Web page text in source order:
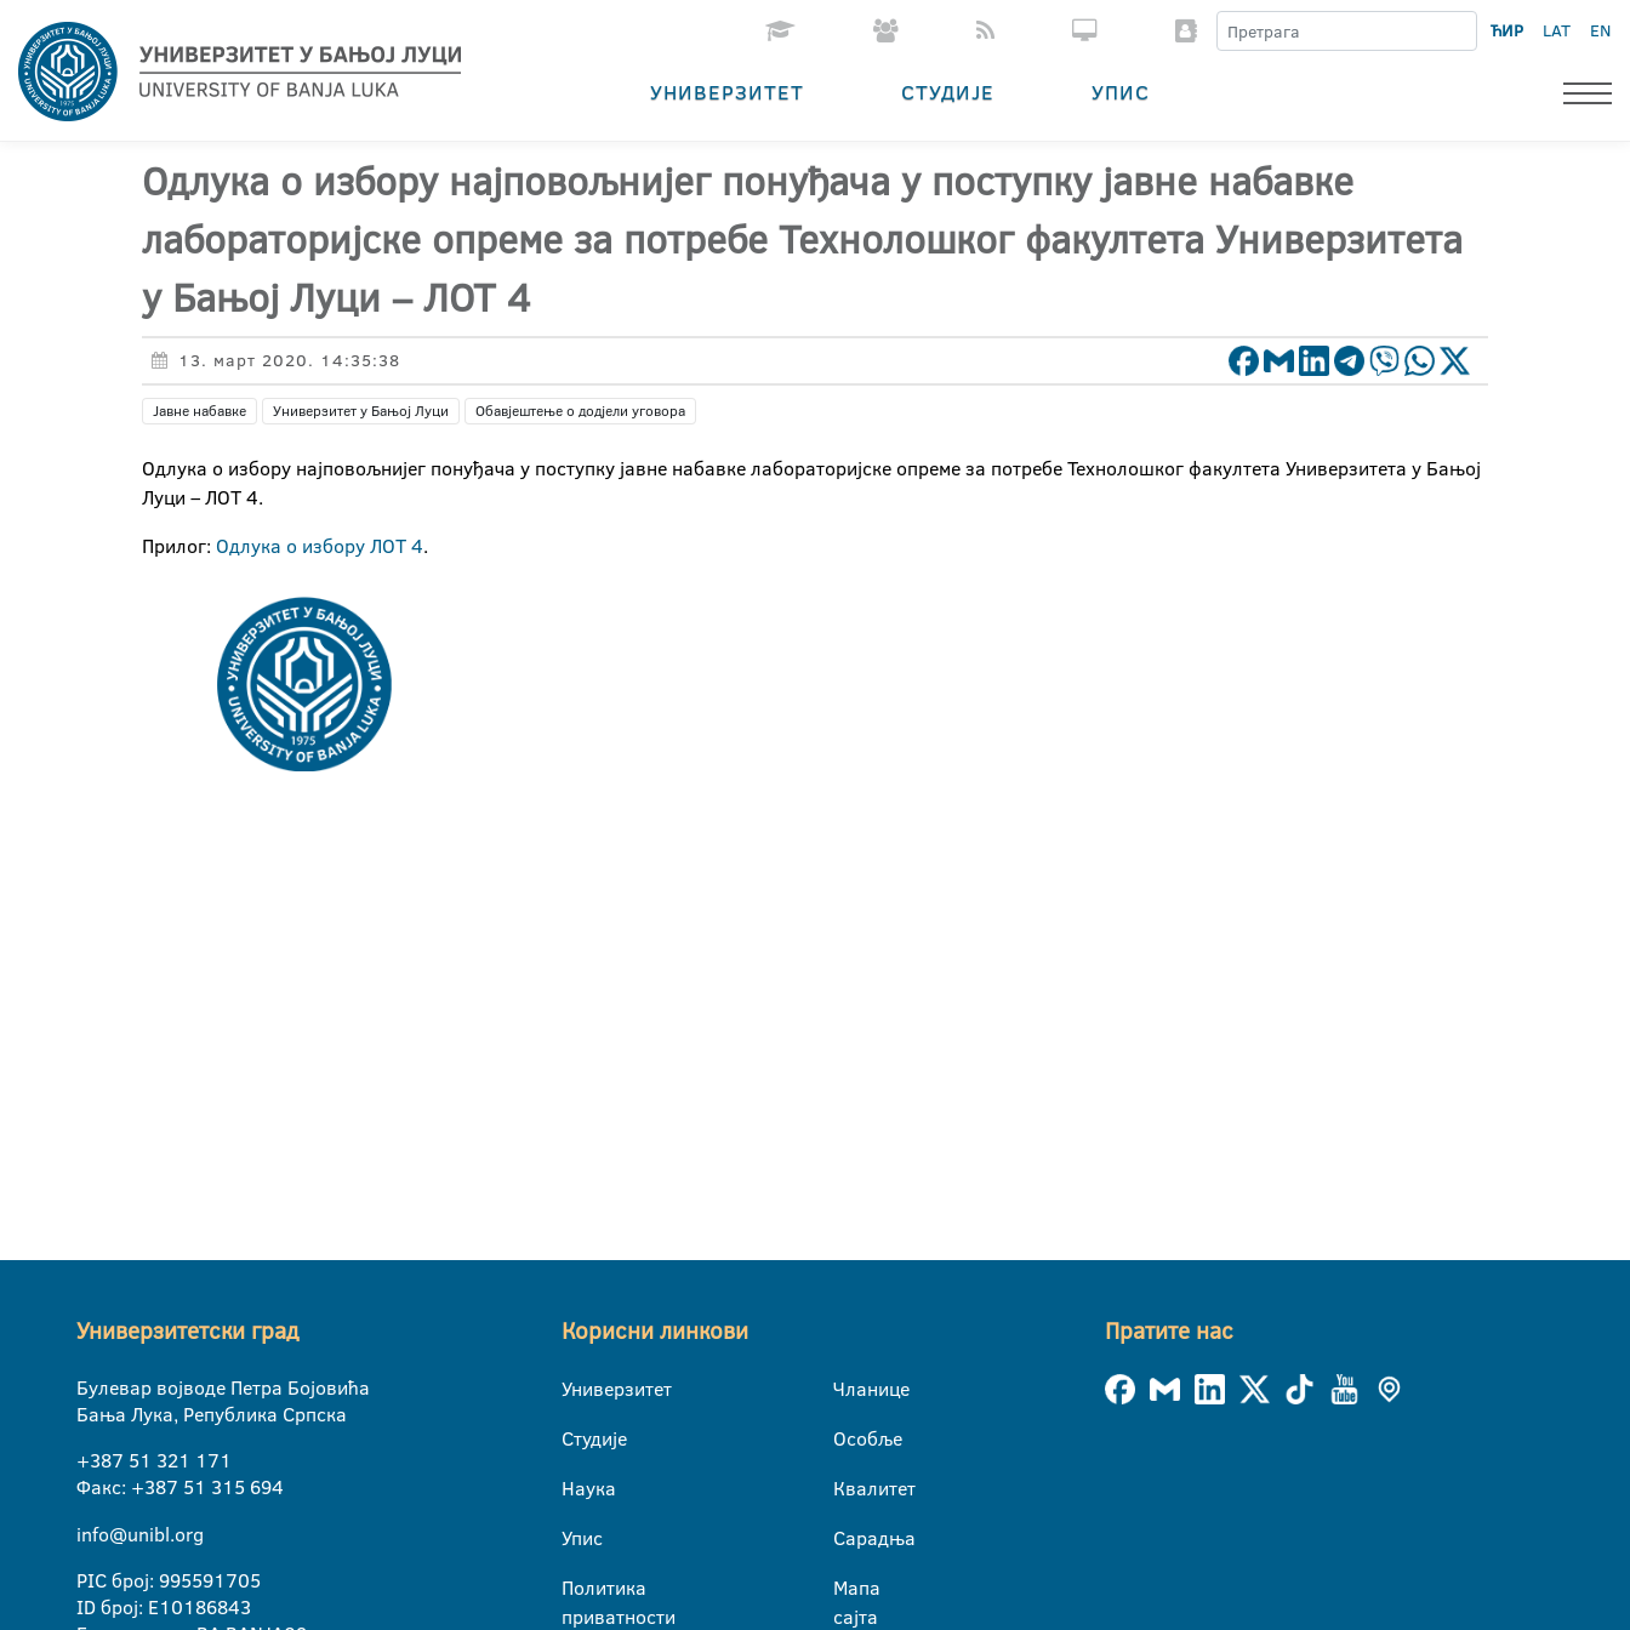
ЋИР LAT EN
УНИВЕРЗИТЕТ СТУДИЈЕ УПИС
Одлука о избору најповољнијег понуђача у поступку јавне набавке
лабораторијскe опреме за потребе Технолошког факултета Универзитета
у Бањој Луци – ЛОТ 4
13. март 2020. 14:35:38
Јавне набавке Универзитет у Бањој Луци Обавјештење о додјели уговора
Одлука о избору најповољнијег понуђача у поступку јавне набавке лабораторијскe опреме за потребе Технолошког факултета Универзитета у Бањој
Луци – ЛОТ 4.
Прилог: Одлука о избору ЛОТ 4.
Универзитетски град
Булевар војводе Петра Бојовића
Бања Лука, Република Српска
+387 51 321 171
Факс: +387 51 315 694
info@unibl.org
PIC број: 995591705
ID број: E10186843
Корисни линкови
Универзитет
Студије
Наука
Упис
Политика
приватности
Чланице
Особље
Квалитет
Сарадња
Мапа
сајта
Пратите нас